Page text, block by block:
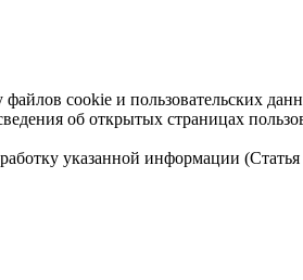
cookie и пользовательских
об открытых страницах
указанной информации